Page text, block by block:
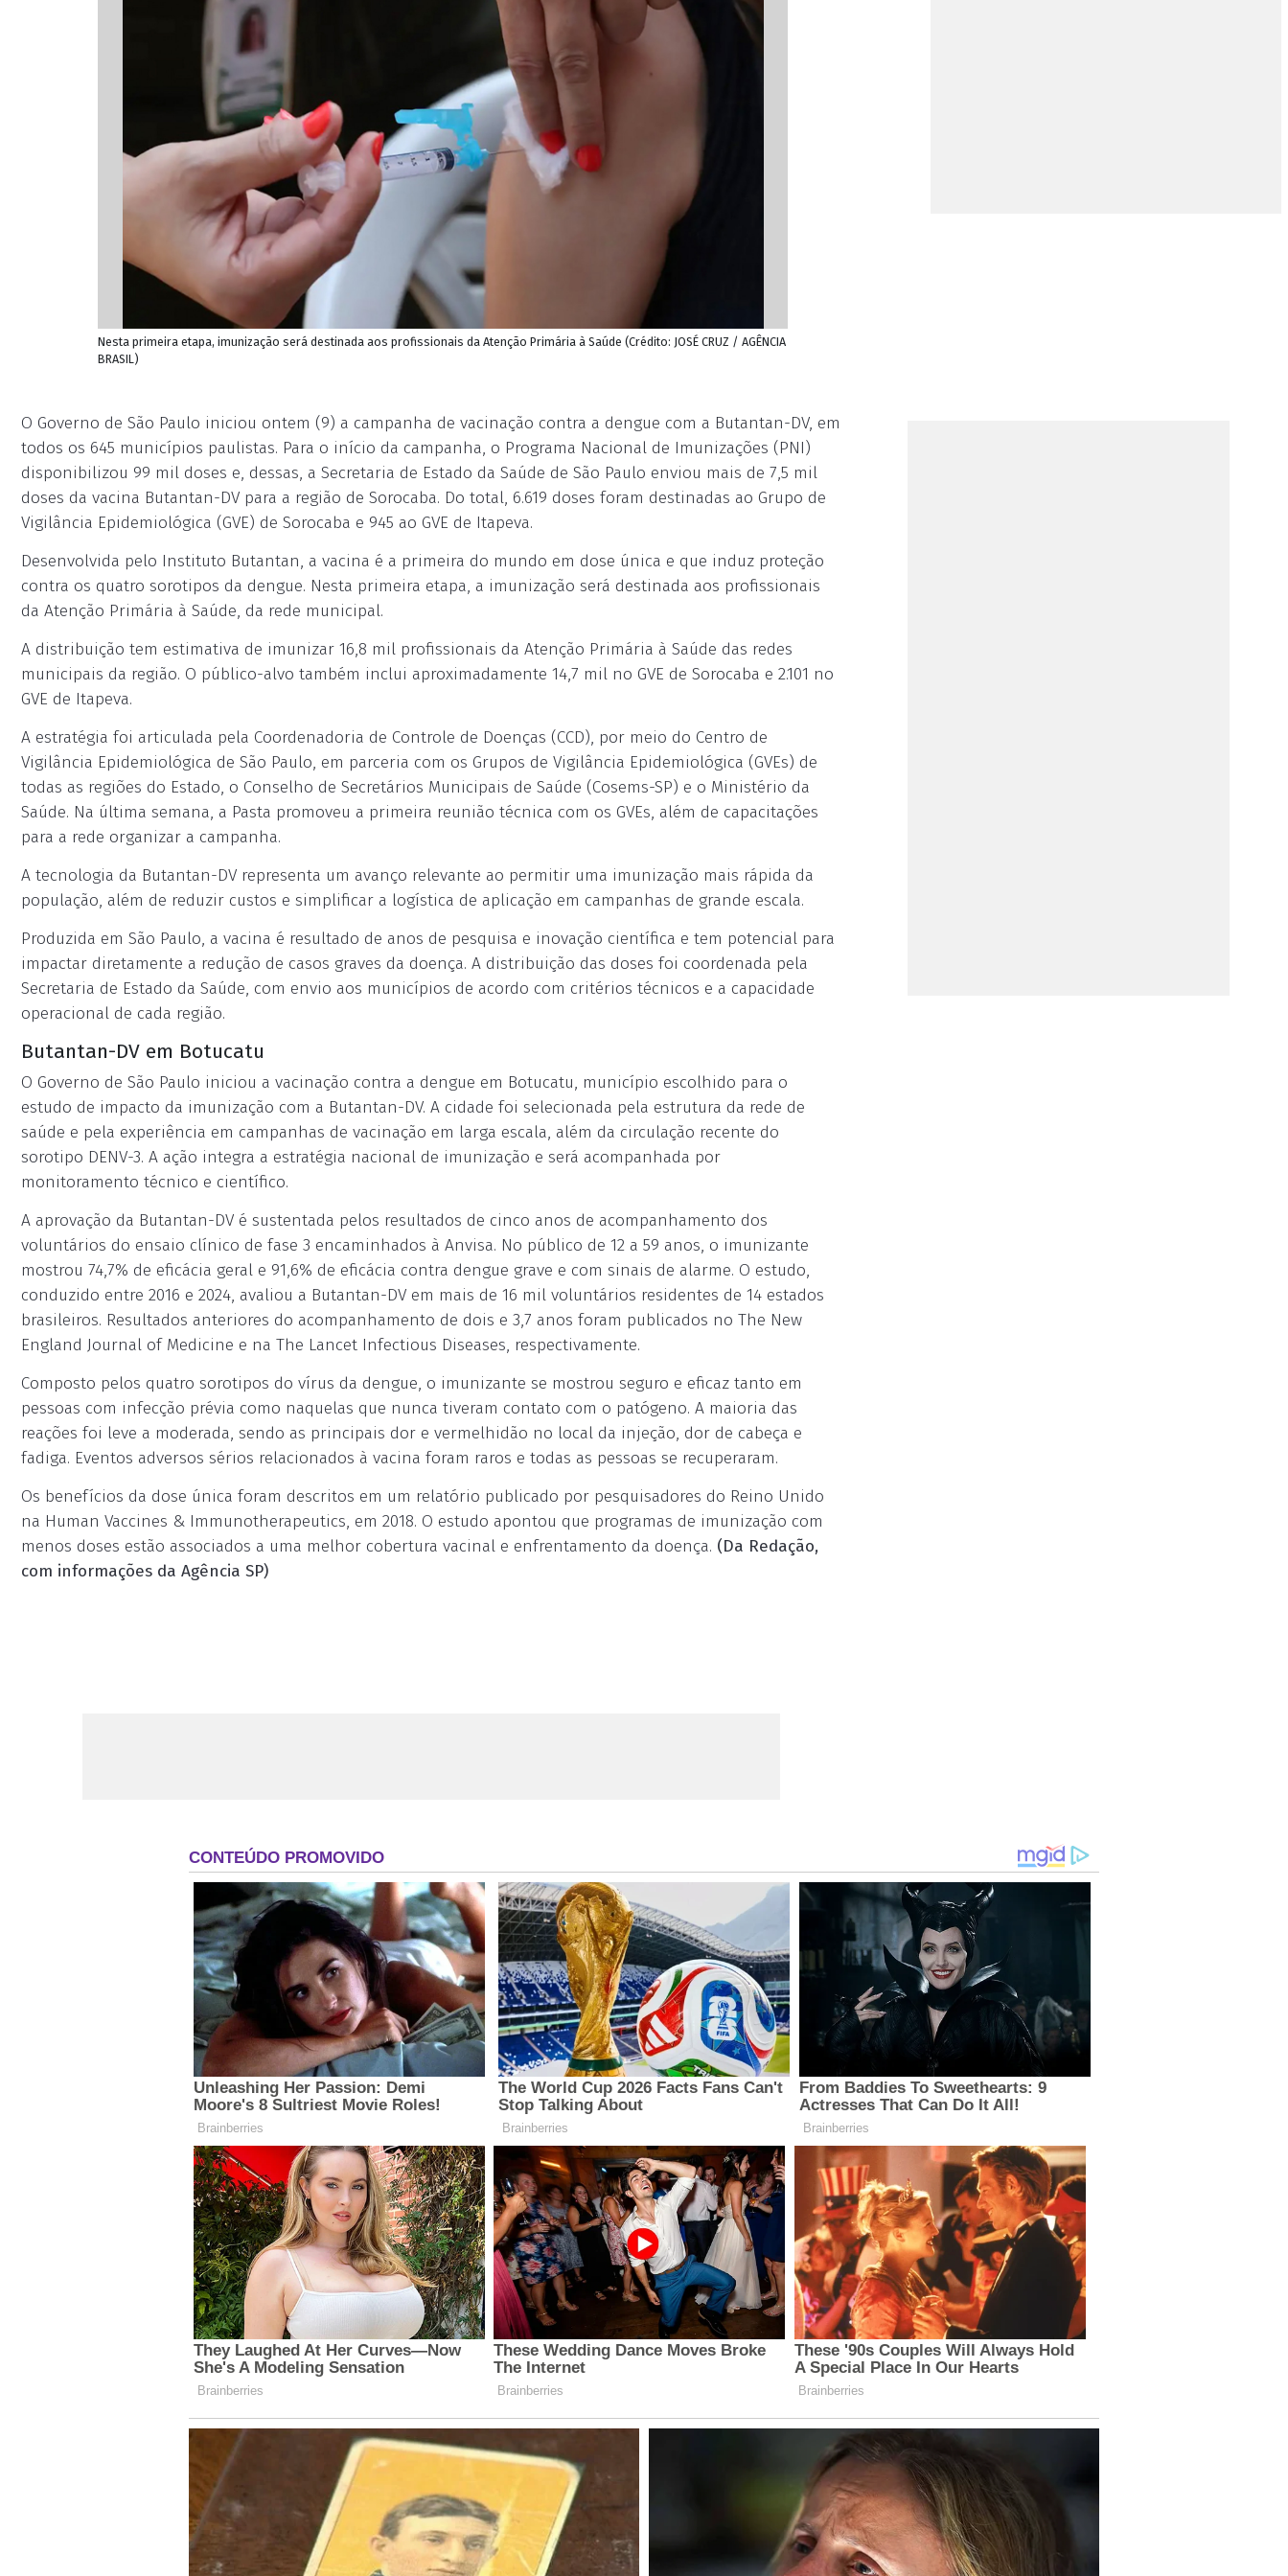
Nesta primeira etapa, imunização será destinada aos profissionais da Atenção Primária à Saúde (Crédito: JOSÉ CRUZ / AGÊNCIA
BRASIL)
O Governo de São Paulo iniciou ontem (9) a campanha de vacinação contra a dengue com a Butantan-DV, em
todos os 645 municípios paulistas. Para o início da campanha, o Programa Nacional de Imunizações (PNI)
disponibilizou 99 mil doses e, dessas, a Secretaria de Estado da Saúde de São Paulo enviou mais de 7,5 mil
doses da vacina Butantan-DV para a região de Sorocaba. Do total, 6.619 doses foram destinadas ao Grupo de
Vigilância Epidemiológica (GVE) de Sorocaba e 945 ao GVE de Itapeva.
Desenvolvida pelo Instituto Butantan, a vacina é a primeira do mundo em dose única e que induz proteção
contra os quatro sorotipos da dengue. Nesta primeira etapa, a imunização será destinada aos profissionais
da Atenção Primária à Saúde, da rede municipal.
A distribuição tem estimativa de imunizar 16,8 mil profissionais da Atenção Primária à Saúde das redes
municipais da região. O público-alvo também inclui aproximadamente 14,7 mil no GVE de Sorocaba e 2.101 no
GVE de Itapeva.
A estratégia foi articulada pela Coordenadoria de Controle de Doenças (CCD), por meio do Centro de
Vigilância Epidemiológica de São Paulo, em parceria com os Grupos de Vigilância Epidemiológica (GVEs) de
todas as regiões do Estado, o Conselho de Secretários Municipais de Saúde (Cosems-SP) e o Ministério da
Saúde. Na última semana, a Pasta promoveu a primeira reunião técnica com os GVEs, além de capacitações
para a rede organizar a campanha.
A tecnologia da Butantan-DV representa um avanço relevante ao permitir uma imunização mais rápida da
população, além de reduzir custos e simplificar a logística de aplicação em campanhas de grande escala.
Produzida em São Paulo, a vacina é resultado de anos de pesquisa e inovação científica e tem potencial para
impactar diretamente a redução de casos graves da doença. A distribuição das doses foi coordenada pela
Secretaria de Estado da Saúde, com envio aos municípios de acordo com critérios técnicos e a capacidade
operacional de cada região.
Butantan-DV em Botucatu
O Governo de São Paulo iniciou a vacinação contra a dengue em Botucatu, município escolhido para o
estudo de impacto da imunização com a Butantan-DV. A cidade foi selecionada pela estrutura da rede de
saúde e pela experiência em campanhas de vacinação em larga escala, além da circulação recente do
sorotipo DENV-3. A ação integra a estratégia nacional de imunização e será acompanhada por
monitoramento técnico e científico.
A aprovação da Butantan-DV é sustentada pelos resultados de cinco anos de acompanhamento dos
voluntários do ensaio clínico de fase 3 encaminhados à Anvisa. No público de 12 a 59 anos, o imunizante
mostrou 74,7% de eficácia geral e 91,6% de eficácia contra dengue grave e com sinais de alarme. O estudo,
conduzido entre 2016 e 2024, avaliou a Butantan-DV em mais de 16 mil voluntários residentes de 14 estados
brasileiros. Resultados anteriores do acompanhamento de dois e 3,7 anos foram publicados no The New
England Journal of Medicine e na The Lancet Infectious Diseases, respectivamente.
Composto pelos quatro sorotipos do vírus da dengue, o imunizante se mostrou seguro e eficaz tanto em
pessoas com infecção prévia como naquelas que nunca tiveram contato com o patógeno. A maioria das
reações foi leve a moderada, sendo as principais dor e vermelhidão no local da injeção, dor de cabeça e
fadiga. Eventos adversos sérios relacionados à vacina foram raros e todas as pessoas se recuperaram.
Os benefícios da dose única foram descritos em um relatório publicado por pesquisadores do Reino Unido
na Human Vaccines & Immunotherapeutics, em 2018. O estudo apontou que programas de imunização com
menos doses estão associados a uma melhor cobertura vacinal e enfrentamento da doença. (Da Redação,
com informações da Agência SP)